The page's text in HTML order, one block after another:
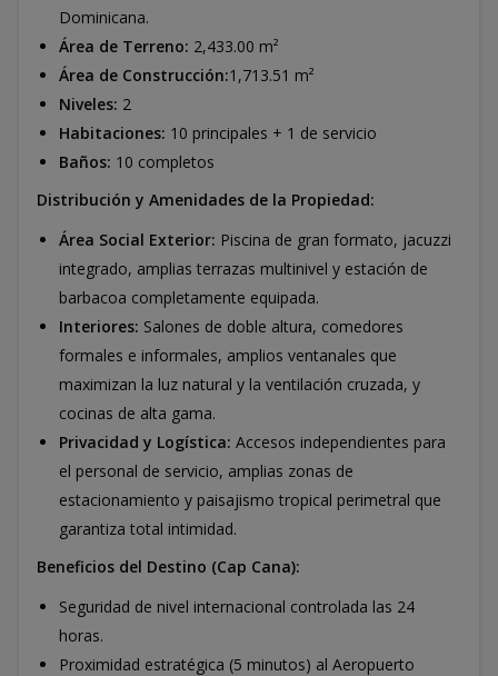
Dominicana.
Área de Terreno: 2,433.00 m²
Área de Construcción:1,713.51 m²
Niveles: 2
Habitaciones: 10 principales + 1 de servicio
Baños: 10 completos
Distribución y Amenidades de la Propiedad:
Área Social Exterior: Piscina de gran formato, jacuzzi
integrado, amplias terrazas multinivel y estación de
barbacoa completamente equipada.
Interiores: Salones de doble altura, comedores
formales e informales, amplios ventanales que
maximizan la luz natural y la ventilación cruzada, y
cocinas de alta gama.
Privacidad y Logística: Accesos independientes para
el personal de servicio, amplias zonas de
estacionamiento y paisajismo tropical perimetral que
garantiza total intimidad.
Beneficios del Destino (Cap Cana):
Seguridad de nivel internacional controlada las 24
horas.
Proximidad estratégica (5 minutos) al Aeropuerto